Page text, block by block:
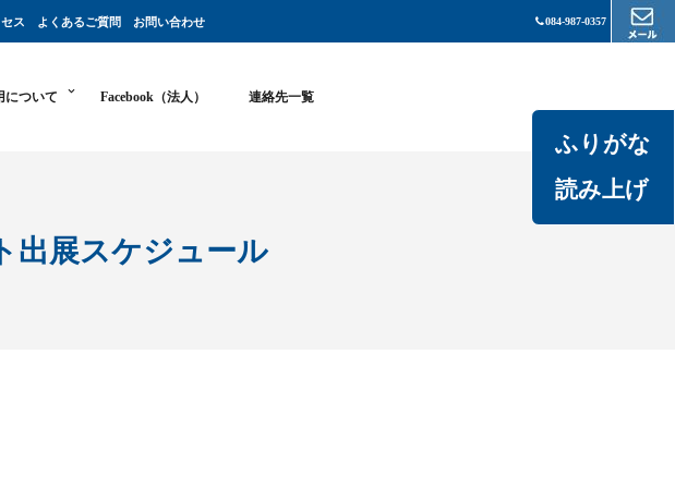
ふりがな
読み上げ
ス よくあるご質問 お問い合わせ 084-987-0357
について Facebook（法人） 連絡先一覧
出展スケジュール